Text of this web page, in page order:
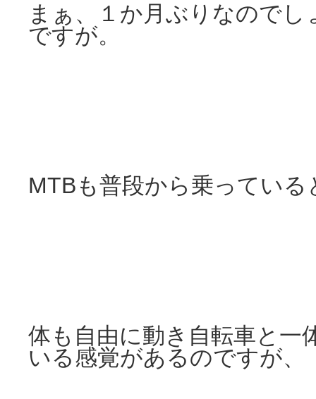
まぁ、１か月ぶりなのでし
ですが。
MTBも普段から乗っている
体も自由に動き自転車と一
いる感覚があるのですが、